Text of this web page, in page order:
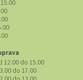
12.00 do 15.00
do 17.00